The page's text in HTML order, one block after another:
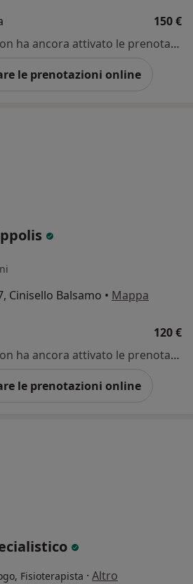
150 €
Questo dottore non ha ancora attivato le prenotazioni online presso questo indirizzo.
le prenotazioni online
Cinisello Balsamo • Mappa
120 €
Questo dottore non ha ancora attivato le prenotazioni online presso questo indirizzo.
le prenotazioni online
Fisioterapista · Altro